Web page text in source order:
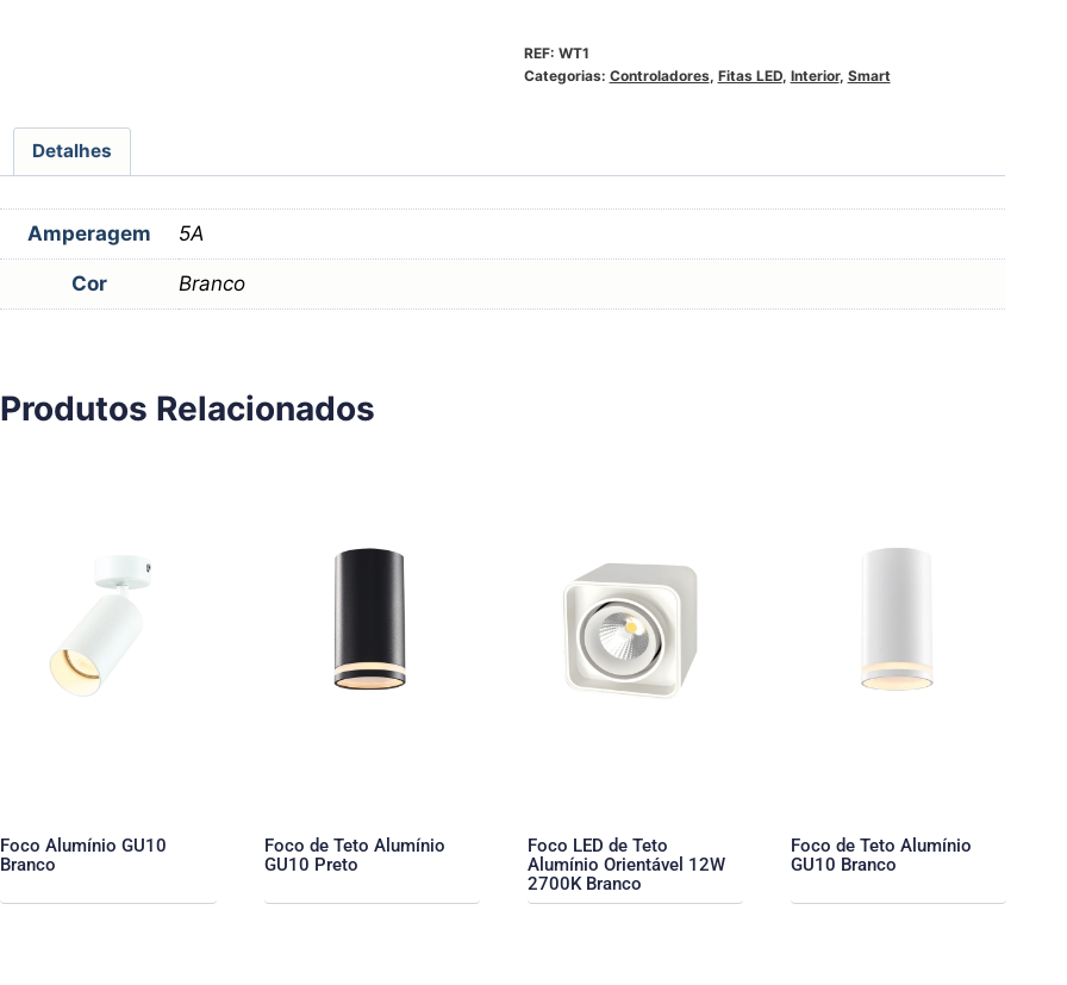
REF: WT1
Categorias: Controladores, Fitas LED, Interior, Smart
Detalhes
Amperagem 5A
Cor Branco
Produtos Relacionados
Foco Alumínio GU10
Branco
Foco de Teto Alumínio
GU10 Preto
Foco LED de Teto
Alumínio Orientável 12W
2700K Branco
Foco de Teto Alumínio
GU10 Branco